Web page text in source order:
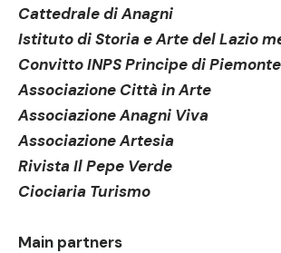
Cattedrale di Anagni
Istituto di Storia e Arte del Lazio
Convitto INPS Principe di Piemonte
Associazione Città in Arte
Associazione Anagni Viva
Associazione Artesia
Rivista Il Pepe Verde
Ciociaria Turismo
Main partners